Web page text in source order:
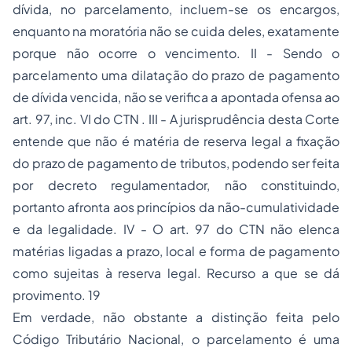
dívida, no parcelamento, incluem-se os encargos,
enquanto na moratória não se cuida deles, exatamente
porque não ocorre o vencimento. II - Sendo o
parcelamento uma dilatação do prazo de pagamento
de dívida vencida, não se verifica a apontada ofensa ao
art. 97, inc. VI do CTN . III - A jurisprudência desta Corte
entende que não é matéria de reserva legal a fixação
do prazo de pagamento de tributos, podendo ser feita
por decreto regulamentador, não constituindo,
portanto afronta aos princípios da não-cumulatividade
e da legalidade. IV - O art. 97 do CTN não elenca
matérias ligadas a prazo, local e forma de pagamento
como sujeitas à reserva legal. Recurso a que se dá
provimento. 19
Em verdade, não obstante a distinção feita pelo
Código Tributário Nacional, o parcelamento é uma